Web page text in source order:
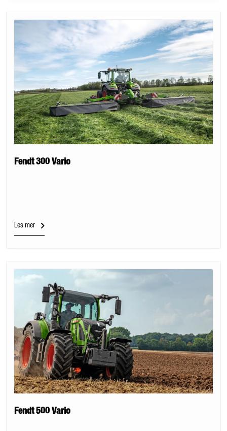
Fendt 300 Vario
Les mer
Fendt 500 Vario